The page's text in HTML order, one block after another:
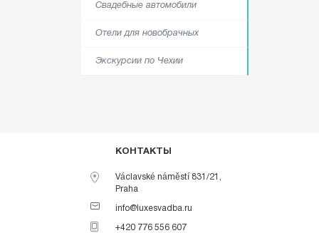
Свадебные автомобили
Отели для новобрачных
Экскурсии по Чехии
КОНТАКТЫ
Václavské náměstí 831/21,
Praha
info@luxesvadba.ru
+420 776 556 607